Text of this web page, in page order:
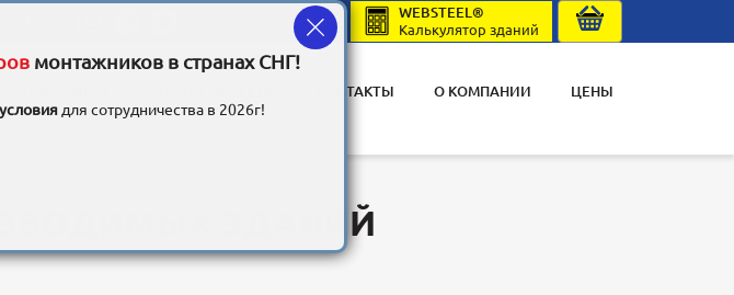
монтажников в странах СНГ!
для сотрудничества в 2026г!
Регистрация
WEBSTEEL®
Калькулятор зданий
КОНТАКТЫ О КОМПАНИИ ЦЕНЫ
ЗДАНИЙ